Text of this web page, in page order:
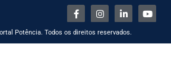
Potência. Todos os direitos reservados.